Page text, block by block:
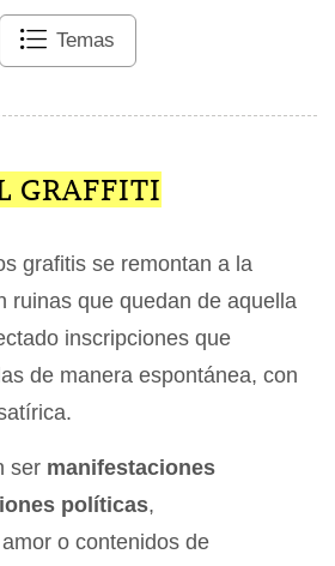
Temas
GRAFFITI
grafitis se remontan a la
ruinas que quedan de aquella
inscripciones que
de manera espontánea, con
ser manifestaciones
políticas,
o contenidos de